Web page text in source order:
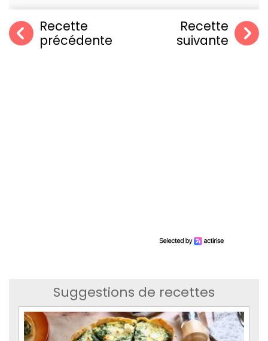
Recette
précédente
Recette
suivante
Suggestions de recettes